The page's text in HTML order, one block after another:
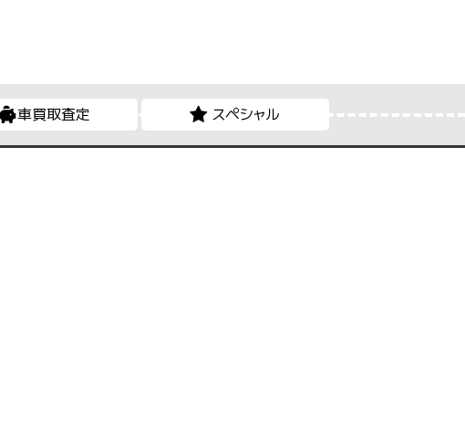
車買取査定 スペシャル